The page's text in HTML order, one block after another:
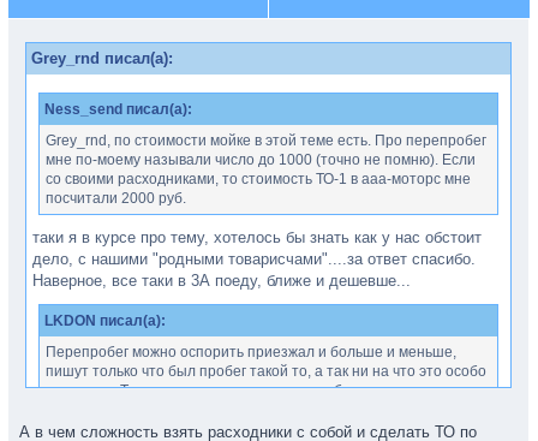
Grey_rnd писал(а):
Ness_send писал(а):
Grey_rnd, по стоимости мойке в этой теме есть. Про перепробег
мне по-моему называли число до 1000 (точно не помню). Если
со своими расходниками, то стоимость ТО-1 в ааа-моторс мне
посчитали 2000 руб.
таки я в курсе про тему, хотелось бы знать как у нас обстоит
дело, с нашими "родными товарисчами"....за ответ спасибо.
Наверное, все таки в 3А поеду, ближе и дешевше...
LKDON писал(а):
Перепробег можно оспорить приезжал и больше и меньше,
пишут только что был пробег такой то, а так ни на что это особо
не влияет. Только в случае выхода чего либо из строя могут
А в чем сложность взять расходники с собой и сделать ТО по